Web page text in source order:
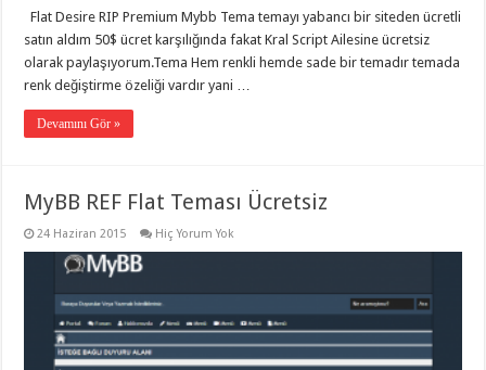
gaziantep
evden
taşımacılık ,
gaziantep
taşımacılık,
taşımacılık,
gaziantep
evden
asansörlü
gaziantep
Flat Desire RIP Premium Mybb Tema temayı yabancı bir siteden ücretli
satın aldım 50$ ücret karşılığında fakat Kral Script Ailesine ücretsiz
olarak paylaşıyorum.Tema Hem renkli hemde sade bir temadır temada
renk değiştirme özeliği vardır yani …
Devamını Gör »
MyBB REF Flat Teması Ücretsiz
24 Haziran 2015 Hiç Yorum Yok